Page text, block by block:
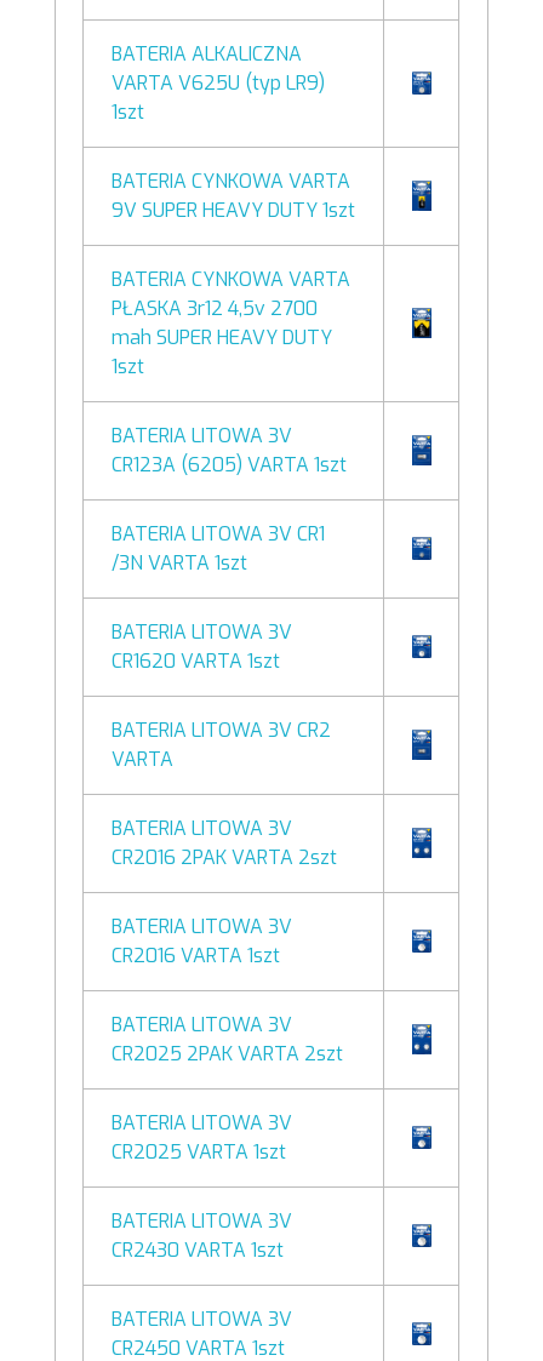
BATERIA ALKALICZNA
VARTA V625U (typ LR9)
1szt
BATERIA CYNKOWA VARTA
9V SUPER HEAVY DUTY 1szt
BATERIA CYNKOWA VARTA
PŁASKA 3r12 4,5v 2700
mah SUPER HEAVY DUTY
1szt
BATERIA LITOWA 3V
CR123A (6205) VARTA 1szt
BATERIA LITOWA 3V CR1
/3N VARTA 1szt
BATERIA LITOWA 3V
CR1620 VARTA 1szt
BATERIA LITOWA 3V CR2
VARTA
BATERIA LITOWA 3V
CR2016 2PAK VARTA 2szt
BATERIA LITOWA 3V
CR2016 VARTA 1szt
BATERIA LITOWA 3V
CR2025 2PAK VARTA 2szt
BATERIA LITOWA 3V
CR2025 VARTA 1szt
BATERIA LITOWA 3V
CR2430 VARTA 1szt
BATERIA LITOWA 3V
CR2450 VARTA 1szt